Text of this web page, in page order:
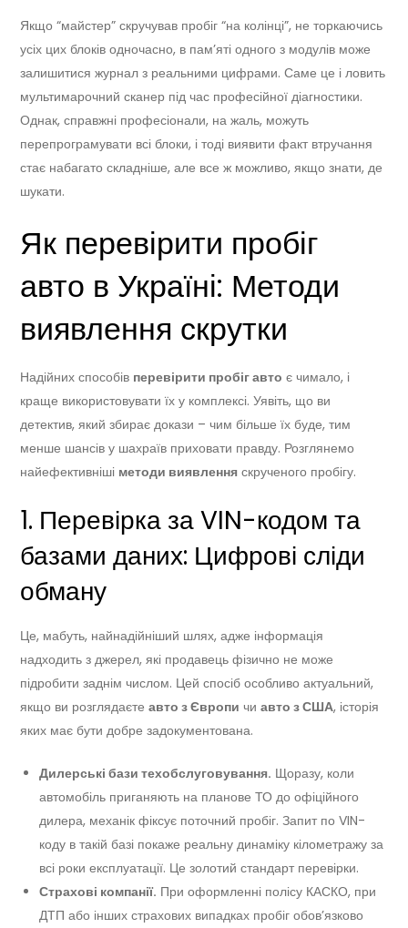
Якщо “майстер” скручував пробіг “на колінці”, не торкаючись
усіх цих блоків одночасно, в пам’яті одного з модулів може
залишитися журнал з реальними цифрами. Саме це і ловить
мультимарочний сканер під час професійної діагностики.
Однак, справжні професіонали, на жаль, можуть
перепрограмувати всі блоки, і тоді виявити факт втручання
стає набагато складніше, але все ж можливо, якщо знати, де
шукати.
Як перевірити пробіг
авто в Україні: Методи
виявлення скрутки
Надійних способів перевірити пробіг авто є чимало, і
краще використовувати їх у комплексі. Уявіть, що ви
детектив, який збирає докази – чим більше їх буде, тим
менше шансів у шахраїв приховати правду. Розглянемо
найефективніші методи виявлення скрученого пробігу.
1. Перевірка за VIN-кодом та
базами даних: Цифрові сліди
обману
Це, мабуть, найнадійніший шлях, адже інформація
надходить з джерел, які продавець фізично не може
підробити заднім числом. Цей спосіб особливо актуальний,
якщо ви розглядаєтеавто з Європи чиавто з США, історія
яких має бути добре задокументована.
Дилерські бази техобслуговування. Щоразу, коли
автомобіль приганяють на планове ТО до офіційного
дилера, механік фіксує поточний пробіг. Запит по VIN-
коду в такій базі покаже реальну динаміку кілометражу за
всі роки експлуатації. Це золотий стандарт перевірки.
Страхові компанії. При оформленні полісу КАСКО, при
ДТП або інших страхових випадках пробіг обов’язково